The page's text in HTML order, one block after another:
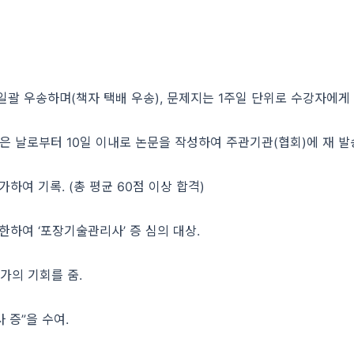
우송하며(책자 택배 우송), 문제지는 1주일 단위로 수강자에
날로부터 10일 이내로 논문을 작성하여 주관기관(협회)에 재 발
하여 기록. (총 평균 60점 이상 합격)
여 ‘포장기술관리사’ 증 심의 대상.
의 기회를 줌.
증”을 수여.